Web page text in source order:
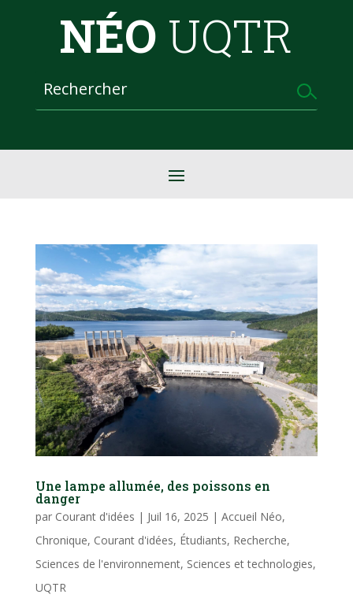
NÉO UQTR
Une lampe allumée, des poissons en
danger
par Courant d'idées | Juil 16, 2025 | Accueil Néo,
Chronique, Courant d'idées, Étudiants, Recherche,
Sciences de l'environnement, Sciences et technologies,
UQTR